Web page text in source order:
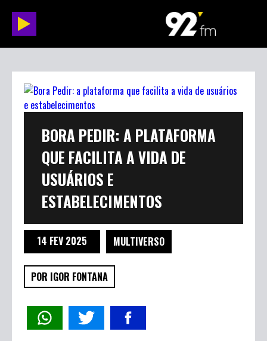
BORA PEDIR: A PLATAFORMA
QUE FACILITA A VIDA DE
USUÁRIOS E
ESTABELECIMENTOS
14 FEV 2025 MULTIVERSO
POR IGOR FONTANA